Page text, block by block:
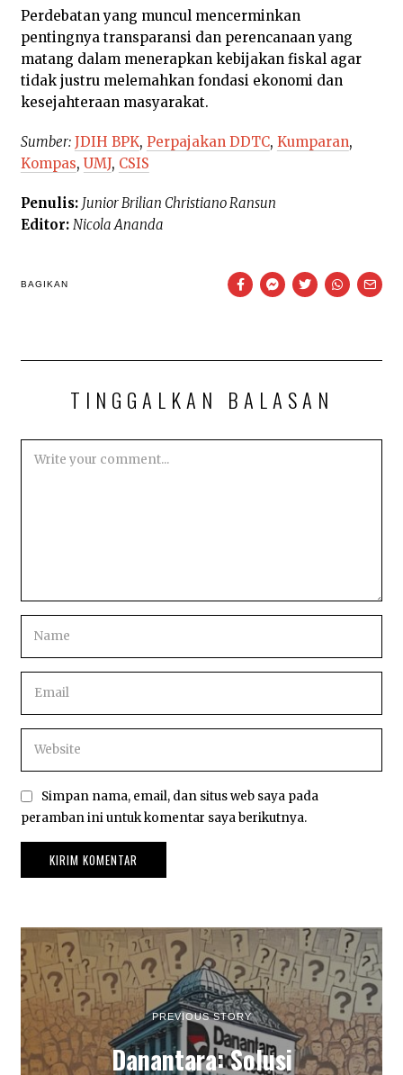
Perdebatan yang muncul mencerminkan
pentingnya transparansi dan perencanaan yang
matang dalam menerapkan kebijakan fiskal agar
tidak justru melemahkan fondasi ekonomi dan
kesejahteraan masyarakat.
Sumber: JDIH BPK, Perpajakan DDTC, Kumparan,
Kompas, UMJ, CSIS
Penulis: Junior Brilian Christiano Ransun
Editor: Nicola Ananda
BAGIKAN
TINGGALKAN BALASAN
Simpan nama, email, dan situs web saya pada
peramban ini untuk komentar saya berikutnya.
PREVIOUS STORY
Danantara: Solusi